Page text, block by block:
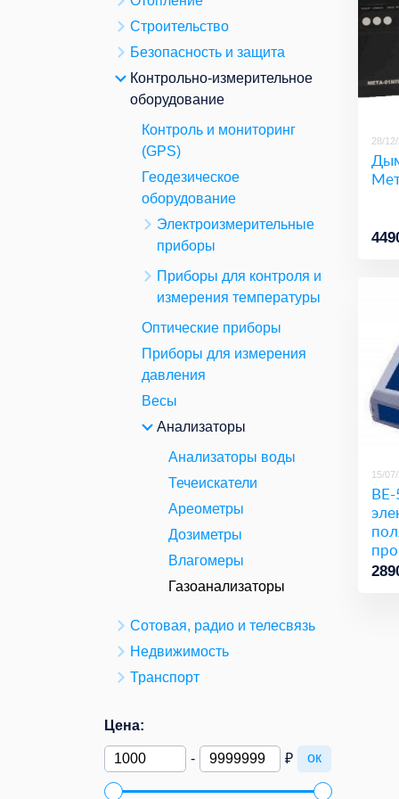
Строительство
Безопасность и защита
Контрольно-измерительное
оборудование
Контроль и мониторинг
(GPS)
Геодезическое
оборудование
Электроизмерительные
приборы
Приборы для контроля и
измерения температуры
Оптические приборы
Приборы для измерения
давления
Весы
Анализаторы
Анализаторы воды
Течеискатели
Ареометры
Дозиметры
Влагомеры
Газоанализаторы
Сотовая, радио и телесвязь
Недвижимость
Транспорт
Цена:
- ₽ ок
28/
15/